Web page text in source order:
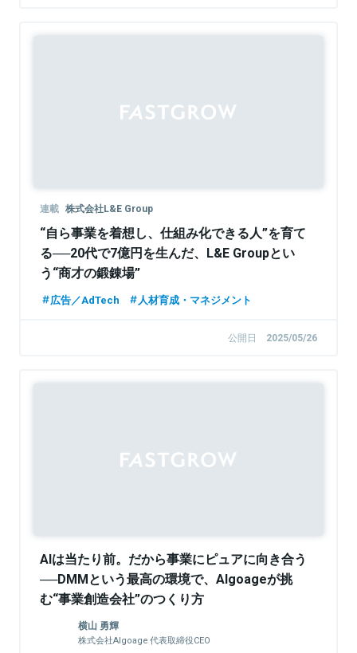
連載 株式会社L&E Group
“自ら事業を着想し、仕組み化できる人”を育て
る──20代で7億円を生んだ、L&E Groupとい
う“商才の鍛錬場”
広告／AdTech 人材育成・マネジメント
公開日 2025/05/26
AIは当たり前。だから事業にピュアに向き合う
──DMMという最高の環境で、Algoageが挑
む“事業創造会社”のつくり方
横山 勇輝
株式会社Algoage 代表取締役CEO